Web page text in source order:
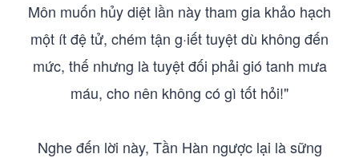
Môn muốn hủy diệt lần này tham gia khảo hạch
một ít đệ tử, chém tận g·iết tuyệt dù không đến
mức, thế nhưng là tuyệt đối phải gió tanh mưa
máu, cho nên không có gì tốt hỏi!"
Nghe đến lời này, Tần Hàn ngược lại là sững